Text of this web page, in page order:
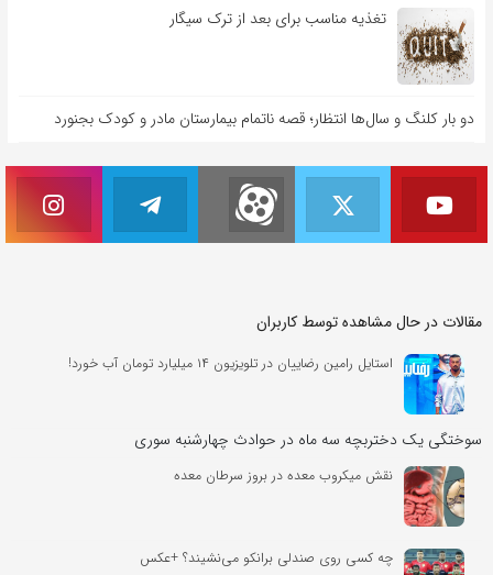
تغذیه مناسب برای بعد از ترک سیگار
دو بار کلنگ و سال‌ها انتظار؛ قصه ناتمام بیمارستان مادر و کودک بجنورد
مقالات در حال مشاهده توسط کاربران
استایل رامین رضاییان در تلویزیون ۱۴ میلیارد تومان آب خورد!
سوختگی یک دختربچه سه ماه در حوادث چهارشنبه سوری
نقش میکروب معده در بروز سرطان معده
چه کسی روی صندلی برانکو می‌نشیند؟ +عکس